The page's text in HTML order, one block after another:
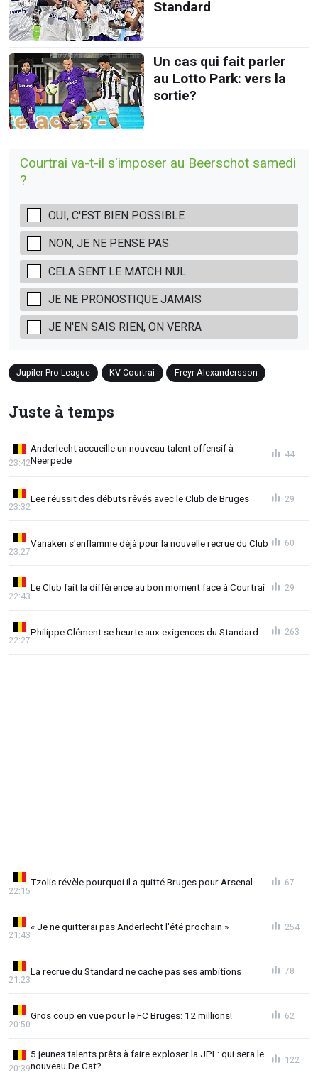
Standard
Un cas qui fait parler
au Lotto Park: vers la
sortie?
Courtrai va-t-il s'imposer au Beerschot samedi
?
OUI, C'EST BIEN POSSIBLE
NON, JE NE PENSE PAS
CELA SENT LE MATCH NUL
JE NE PRONOSTIQUE JAMAIS
JE N'EN SAIS RIEN, ON VERRA
Jupiler Pro League KV Courtrai Freyr Alexandersson
Juste à temps
Anderlecht accueille un nouveau talent offensif à
Neerpede
23:42
44
Lee réussit des débuts rêvés avec le Club de Bruges
23:32
29
Vanaken s'enflamme déjà pour la nouvelle recrue du Club
23:27
60
Le Club fait la différence au bon moment face à Courtrai
22:43
29
Philippe Clément se heurte aux exigences du Standard
22:27
263
Tzolis révèle pourquoi il a quitté Bruges pour Arsenal
22:15
67
« Je ne quitterai pas Anderlecht l'été prochain »
21:43
254
La recrue du Standard ne cache pas ses ambitions
21:23
78
Gros coup en vue pour le FC Bruges: 12 millions!
20:50
62
5 jeunes talents prêts à faire exploser la JPL: qui sera le
nouveau De Cat?
20:39
122